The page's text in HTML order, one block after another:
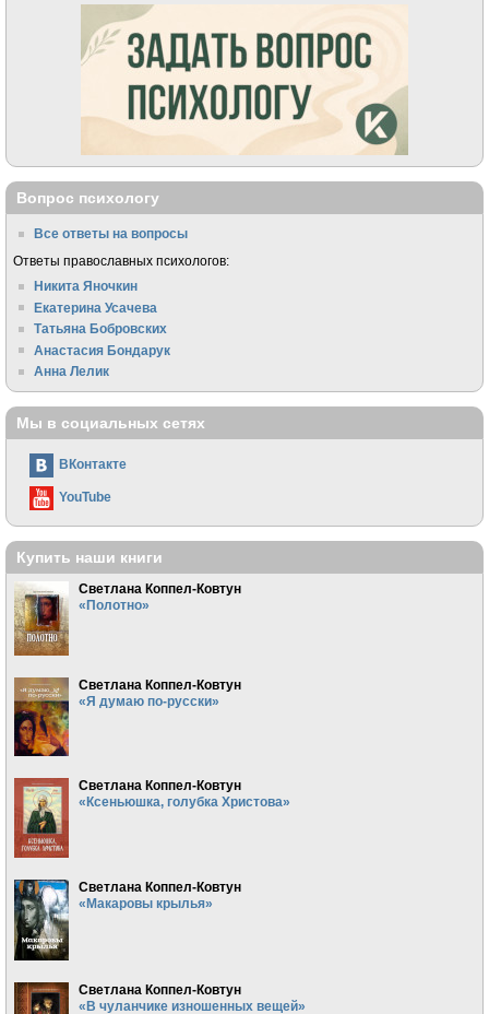
Вопрос психологу
Все ответы на вопросы
Ответы православных психологов:
Никита Яночкин
Екатерина Усачева
Татьяна Бобровских
Анастасия Бондарук
Анна Лелик
Мы в социальных сетях
ВКонтакте
YouTube
Купить наши книги
Светлана Коппел-Ковтун
«Полотно»
Светлана Коппел-Ковтун
«Я думаю по-русски»
Светлана Коппел-Ковтун
«Ксеньюшка, голубка Христова»
Светлана Коппел-Ковтун
«Макаровы крылья»
Светлана Коппел-Ковтун
«В чуланчике изношенных вещей»